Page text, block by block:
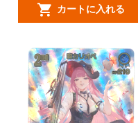
カートに入れる